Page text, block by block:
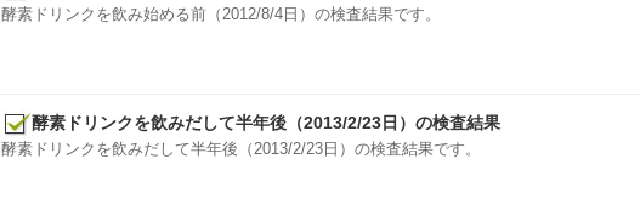
酵素ドリンクを飲み始める前（2012/8/4日）の検査結果です。
酵素ドリンクを飲みだして半年後（2013/2/23日）の検査結果
酵素ドリンクを飲みだして半年後（2013/2/23日）の検査結果です。